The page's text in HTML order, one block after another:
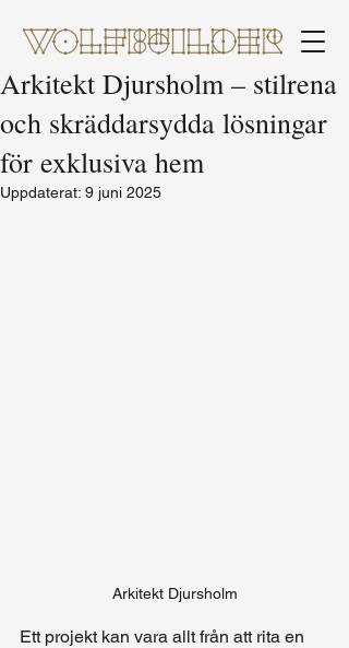
Arkitekt Djursholm – stilrena
och skräddarsydda lösningar
för exklusiva hem
Uppdaterat: 9 juni 2025
Arkitekt Djursholm
Ett projekt kan vara allt från att rita en